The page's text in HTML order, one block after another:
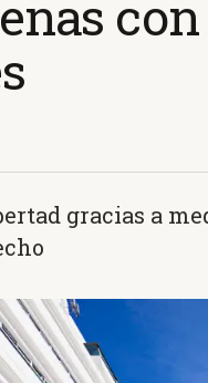
con
gracias a